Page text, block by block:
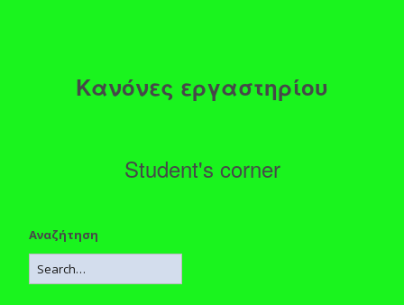
Κανόνες εργαστηρίου
Student's corner
Αναζήτηση